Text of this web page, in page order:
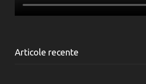
Articole recente